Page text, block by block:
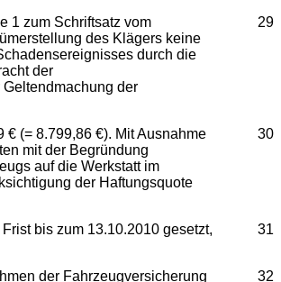
29
1 zum Schriftsatz vom
des Klägers keine
durch die
der
der
30
(= 8.799,86 €). Mit Ausnahme
mit der Begründung
auf die Werkstatt im
der Haftungsquote
31
bis zum 13.10.2010 gesetzt,
32
der Fahrzeugversicherung